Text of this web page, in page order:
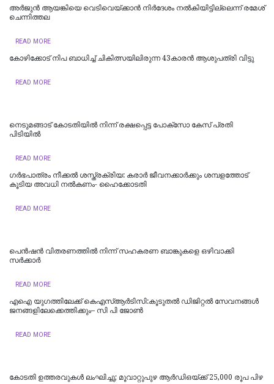
അർജുൻ ആയങ്കിയെ വെടിവെയ്ക്കാൻ നിർദേശം നൽകിയിട്ടില്ലെന്ന് രമേശ്
ചെന്നിത്തല
READ MORE
കോഴിക്കോട് നിപ ബാധിച്ച് ചികിത്സയിലിരുന്ന 43കാരന്‍ ആശുപത്രി വിട്ടു
READ MORE
നെടുമങ്ങാട് കോടതിയില്‍ നിന്ന് രക്ഷപ്പെട്ട പോക്‌സോ കേസ് പ്രതി
പിടിയില്‍
READ MORE
ഗർഭപാത്രം നീക്കൽ ശസ്ത്രക്രിയ: കരാർ ജീവനക്കാർക്കും ശമ്പളത്തോട്
കൂടിയ അവധി നൽകണം- ഹൈക്കോടതി
READ MORE
പെൻഷൻ വിതരണത്തിൽ നിന്ന് സഹകരണ ബാങ്കുകളെ ഒഴിവാക്കി
സർക്കാർ
READ MORE
എഐ യുഗത്തിലേക്ക് കെഎസ്ആർടിസി:കൂടുതൽ ഡിജിറ്റൽ സേവനങ്ങൾ
ജനങ്ങളിലേക്കെത്തിക്കും– സി പി ജോൺ
READ MORE
കോടതി ഉത്തരവുകൾ ലംഘിച്ചു; മൂവാറ്റുപുഴ ആർഡിഒയ്ക്ക് 25,000 രൂപ പിഴ